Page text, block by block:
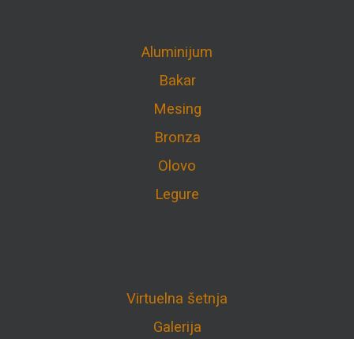
Aluminijum
Bakar
Mesing
Bronza
Olovo
Legure
Virtuelna šetnja
Galerija